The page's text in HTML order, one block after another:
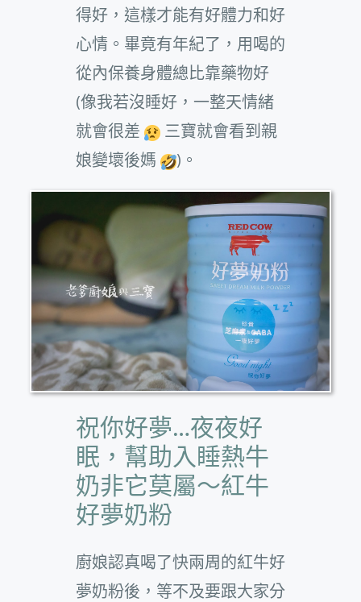
得好，這樣才能有好體力和好
心情。畢竟有年紀了，用喝的
從內保養身體總比靠藥物好
(像我若沒睡好，一整天情緒
就會很差
三寶就會看到親
娘變壞後媽
)。
祝你好夢…夜夜好
眠，幫助入睡熱牛
奶非它莫屬～紅牛
好夢奶粉
廚娘認真喝了快兩周的紅牛好
夢奶粉後，等不及要跟大家分